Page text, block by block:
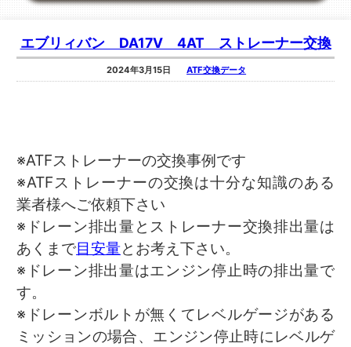
エブリィバン DA17V 4AT ストレーナー交換
2024年3月15日 ATF交換データ
※ATFストレーナーの交換事例です
※ATFストレーナーの交換は十分な知識のある
業者様へご依頼下さい
※ドレーン排出量とストレーナー交換排出量は
あくまで目安量とお考え下さい。
※ドレーン排出量はエンジン停止時の排出量で
す。
※ドレーンボルトが無くてレベルゲージがある
ミッションの場合、エンジン停止時にレベルゲ